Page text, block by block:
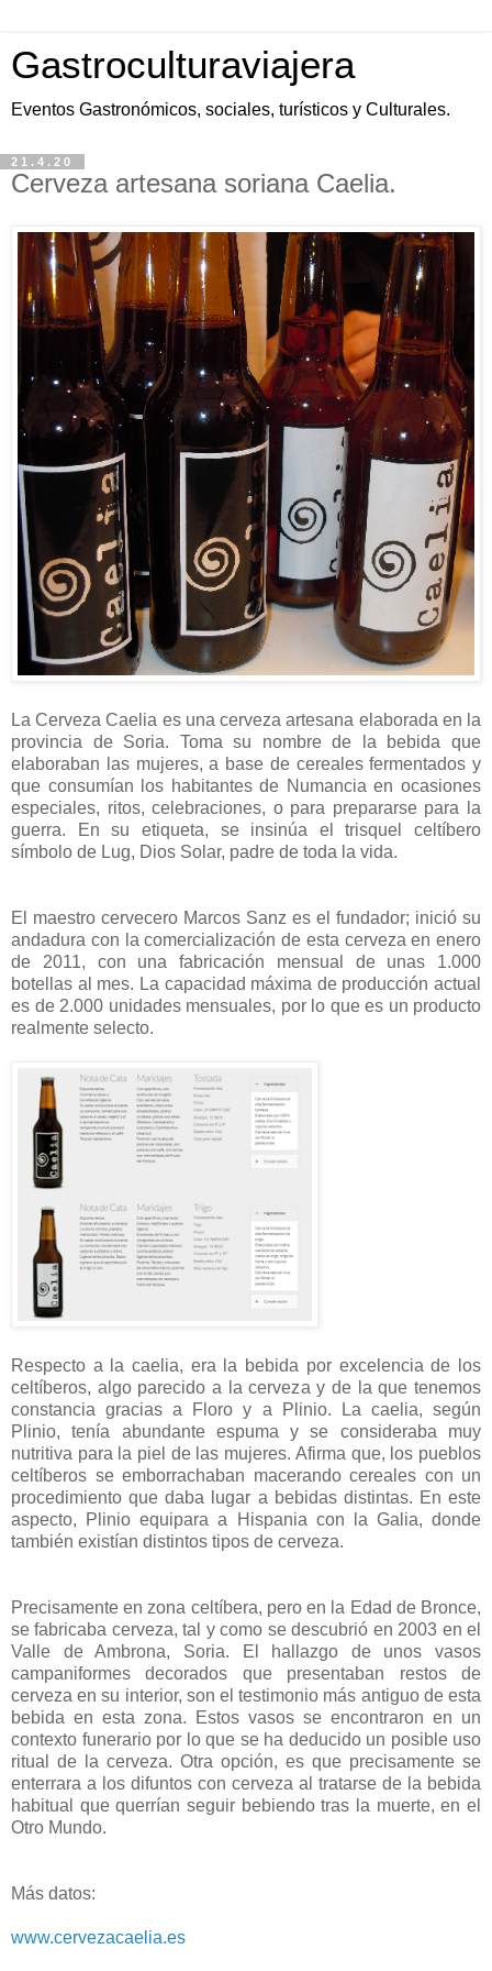
Gastroculturaviajera
Eventos Gastronómicos, sociales, turísticos y Culturales.
21.4.20
Cerveza artesana soriana Caelia.
La Cerveza Caelia es una cerveza artesana elaborada en la
provincia de Soria. Toma su nombre de la bebida que
elaboraban las mujeres, a base de cereales fermentados y
que consumían los habitantes de Numancia en ocasiones
especiales, ritos, celebraciones, o para prepararse para la
guerra. En su etiqueta, se insinúa el trisquel celtíbero
símbolo de Lug, Dios Solar, padre de toda la vida.
El maestro cervecero Marcos Sanz es el fundador; inició su
andadura con la comercialización de esta cerveza en enero
de 2011, con una fabricación mensual de unas 1.000
botellas al mes. La capacidad máxima de producción actual
es de 2.000 unidades mensuales, por lo que es un producto
realmente selecto.
Respecto a la caelia, era la bebida por excelencia de los
celtíberos, algo parecido a la cerveza y de la que tenemos
constancia gracias a Floro y a Plinio. La caelia, según
Plinio, tenía abundante espuma y se consideraba muy
nutritiva para la piel de las mujeres. Afirma que, los pueblos
celtíberos se emborrachaban macerando cereales con un
procedimiento que daba lugar a bebidas distintas. En este
aspecto, Plinio equipara a Hispania con la Galia, donde
también existían distintos tipos de cerveza.
Precisamente en zona celtíbera, pero en la Edad de Bronce,
se fabricaba cerveza, tal y como se descubrió en 2003 en el
Valle de Ambrona, Soria. El hallazgo de unos vasos
campaniformes decorados que presentaban restos de
cerveza en su interior, son el testimonio más antiguo de esta
bebida en esta zona. Estos vasos se encontraron en un
contexto funerario por lo que se ha deducido un posible uso
ritual de la cerveza. Otra opción, es que precisamente se
enterrara a los difuntos con cerveza al tratarse de la bebida
habitual que querrían seguir bebiendo tras la muerte, en el
Otro Mundo.
Más datos:
www.cervezacaelia.es